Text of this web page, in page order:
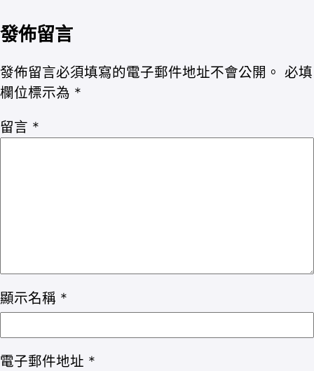
發佈留言
發佈留言必須填寫的電子郵件地址不會公開。 必填
欄位標示為 *
留言 *
顯示名稱 *
電子郵件地址 *